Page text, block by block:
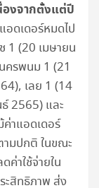
องจากตั้งแต่ปี
อดเดอร์หมดไป
1 (20 เมษายน
รพนม 1 (21
เลย 1 (14
2565) และ
าแอดเดอร์
ามปกติ ในขณะ
ค่าใช้จ่ายใน
ะสิทธิภาพ ส่ง